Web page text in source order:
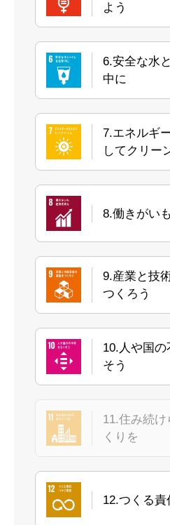
よう
6.安全な水
中に
7.エネルギ
してクリー
8.働きがい
9.産業と技
つくろう
10.人や国の
そう
11.住み続
くりを
12.つくる